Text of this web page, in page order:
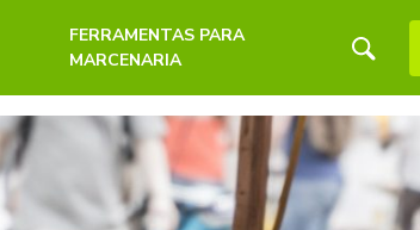
FERRAMENTAS PARA
MARCENARIA